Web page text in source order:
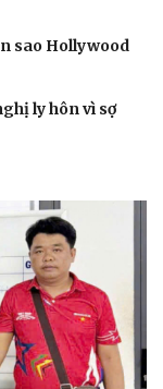
sao Hollywood
ly hôn vì sợ